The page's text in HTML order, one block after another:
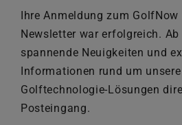
News
Kontakt
Deutschland
Ihre Anmeldung zum
Newsletter war erfolgreich.
spannende Neuigkeiten und
Informationen rund um
Golftechnologie-Lösungen
Posteingang.